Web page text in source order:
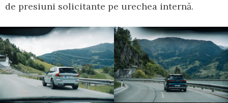
de presiuni solicitante pe urechea internă.